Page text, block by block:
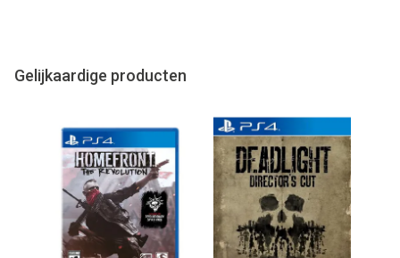
Gelijkaardige producten